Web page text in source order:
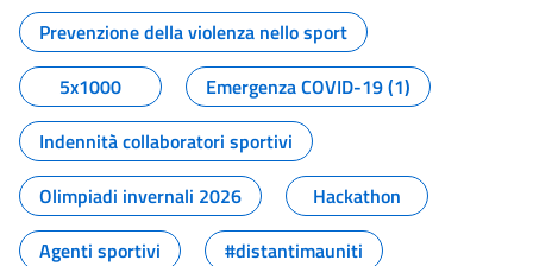
Tutti i contenuti della pagina
Prevenzione della violenza nello sport
5x1000
Emergenza COVID-19 (1)
Indennità collaboratori sportivi
Olimpiadi invernali 2026
Hackathon
Agenti sportivi
#distantimauniti